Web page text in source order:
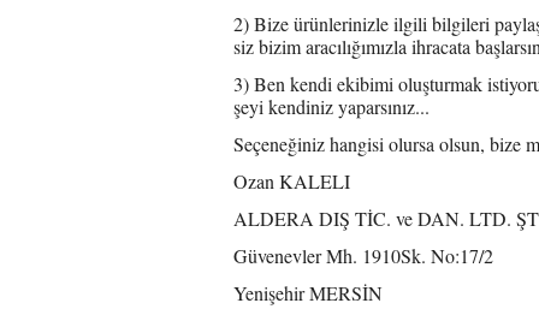
2) Bize ürünlerinizle ilgili bilgileri
siz bizim aracılığımızla ihracata
3) Ben kendi ekibimi oluşturmak
şeyi kendiniz yaparsınız...
Seçeneğiniz hangisi olursa olsun, bize
Ozan KALELI
ALDERA DIŞ TİC. ve DAN. LTD.
Güvenevler Mh. 1910Sk. No:17/2
Yenişehir MERSİN